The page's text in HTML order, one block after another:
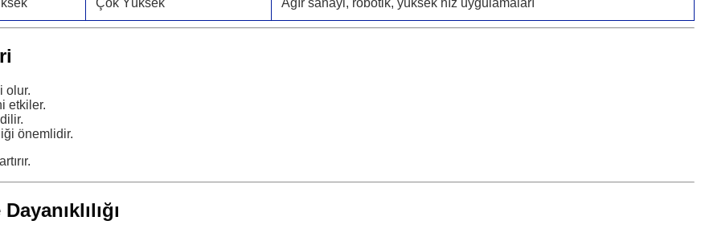
Çok Yüksek Ağır sanayi, robotik, yüksek hız uygulamaları
olur.
etkiler.
önemlidir.